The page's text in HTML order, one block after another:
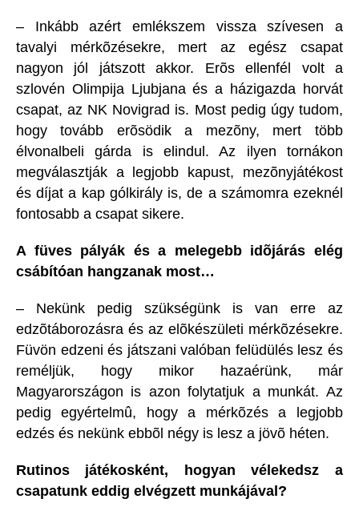
– Inkább azért emlékszem vissza szívesen a
tavalyi mérkõzésekre, mert az egész csapat
nagyon jól játszott akkor. Erõs ellenfél volt a
szlovén Olimpija Ljubjana és a házigazda horvát
csapat, az NK Novigrad is. Most pedig úgy tudom,
hogy tovább erõsödik a mezõny, mert több
élvonalbeli gárda is elindul. Az ilyen tornákon
megválasztják a legjobb kapust, mezõnyjátékost
és díjat a kap gólkirály is, de a számomra ezeknél
fontosabb a csapat sikere.
A füves pályák és a melegebb idõjárás elég
csábítóan hangzanak most…
– Nekünk pedig szükségünk is van erre az
edzõtáborozásra és az elõkészületi mérkõzésekre.
Füvön edzeni és játszani valóban felüdülés lesz és
reméljük, hogy mikor hazaérünk, már
Magyarországon is azon folytatjuk a munkát. Az
pedig egyértelmû, hogy a mérkõzés a legjobb
edzés és nekünk ebbõl négy is lesz a jövõ héten.
Rutinos játékosként, hogyan vélekedsz a
csapatunk eddig elvégzett munkájával?